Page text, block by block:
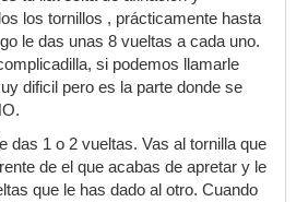
los tornillos , prácticamente hasta
le das unas 8 vueltas a cada uno.
si podemos llamarle
dificil pero es la parte donde se
das 1 o 2 vueltas. Vas al tornilla que
de el que acabas de apretar y le
que le has dado al otro. Cuando